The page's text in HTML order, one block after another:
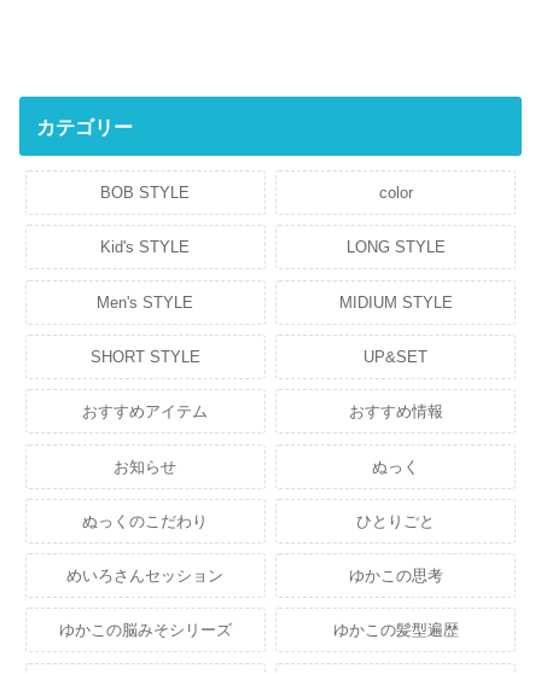
カテゴリー
BOB STYLE color
Kid's STYLE LONG STYLE
Men's STYLE MIDIUM STYLE
SHORT STYLE UP&SET
おすすめアイテム おすすめ情報
お知らせ ぬっく
ぬっくのこだわり ひとりごと
めいろさんセッション ゆかこの思考
ゆかこの脳みそシリーズ ゆかこの髪型遍歴